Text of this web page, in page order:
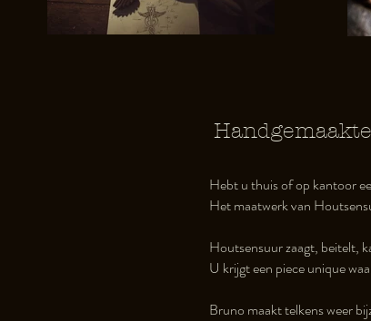
Hebt u thuis of op kantoor
Het maatwerk van
Houtsensuur zaagt, beitelt,
U krijgt een piece unique
Bruno maakt telkens weer